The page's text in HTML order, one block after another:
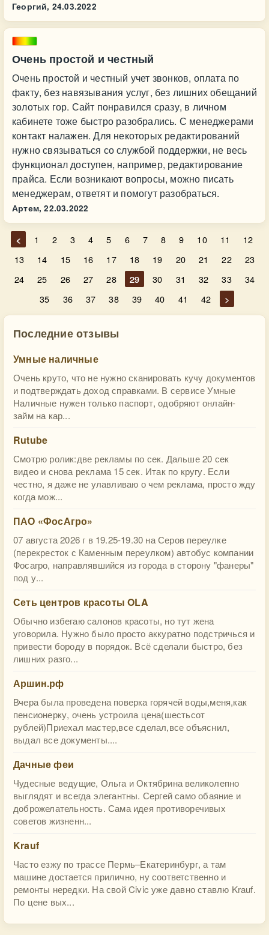
Георгий, 24.03.2022
Очень простой и честный
Очень простой и честный учет звонков, оплата по
факту, без навязывания услуг, без лишних обещаний
золотых гор. Сайт понравился сразу, в личном
кабинете тоже быстро разобрались. С менеджерами
контакт налажен. Для некоторых редактирований
нужно связываться со службой поддержки, не весь
функционал доступен, например, редактирование
прайса. Если возникают вопросы, можно писать
менеджерам, ответят и помогут разобраться.
Артем, 22.03.2022
< 1 2 3 4 5 6 7 8 9 10 11
12
13
14 15 16 17 18 19 20 21 22
23
24
25 26 27 28 29 30 31 32 33
34
35
36 37 38 39 40 41 42 >
Последние отзывы
Умные наличные
Очень круто, что не нужно сканировать кучу документов
и подтверждать доход справками. В сервисе Умные
Наличные нужен только паспорт, одобряют онлайн-
займ на кар...
Rutube
Смотрю ролик:две рекламы по сек. Дальше 20 сек
видео и снова реклама 15 сек. Итак по кругу. Если
честно, я даже не улавливаю о чем реклама, просто жду
когда мож...
ПАО «ФосАгро»
07 августа 2026 г в 19.25-19.30 на Серов переулке
(перекресток с Каменным переулком) автобус компании
Фосагро, направлявшийся из города в сторону "фанеры"
под у...
Сеть центров красоты OLA
Обычно избегаю салонов красоты, но тут жена
уговорила. Нужно было просто аккуратно подстричься и
привести бороду в порядок. Всё сделали быстро, без
лишних разго...
Аршин.рф
Вчера была проведена поверка горячей воды,меня,как
пенсионерку, очень устроила цена(шестьсот
рублей)Приехал мастер,все сделал,все объяснил,
выдал все документы....
Дачные феи
Чудесные ведущие, Ольга и Октябрина великолепно
выглядят и всегда элегантны. Сергей само обаяние и
доброжелательность. Сама идея противоречивых
советов жизненн...
Krauf
Часто езжу по трассе Пермь–Екатеринбург, а там
машине достается прилично, ну соответственно и
ремонты нередки. На свой Civic уже давно ставлю Krauf.
По цене вых...